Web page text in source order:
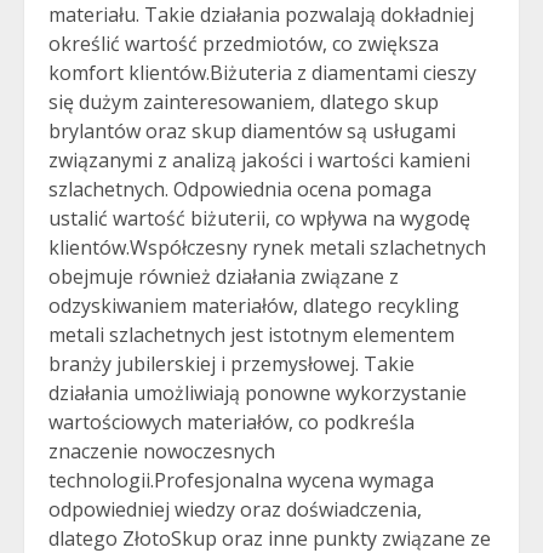
materiału. Takie działania pozwalają dokładniej
określić wartość przedmiotów, co zwiększa
komfort klientów.Biżuteria z diamentami cieszy
się dużym zainteresowaniem, dlatego skup
brylantów oraz skup diamentów są usługami
związanymi z analizą jakości i wartości kamieni
szlachetnych. Odpowiednia ocena pomaga
ustalić wartość biżuterii, co wpływa na wygodę
klientów.Współczesny rynek metali szlachetnych
obejmuje również działania związane z
odzyskiwaniem materiałów, dlatego recykling
metali szlachetnych jest istotnym elementem
branży jubilerskiej i przemysłowej. Takie
działania umożliwiają ponowne wykorzystanie
wartościowych materiałów, co podkreśla
znaczenie nowoczesnych
technologii.Profesjonalna wycena wymaga
odpowiedniej wiedzy oraz doświadczenia,
dlatego ZłotoSkup oraz inne punkty związane ze